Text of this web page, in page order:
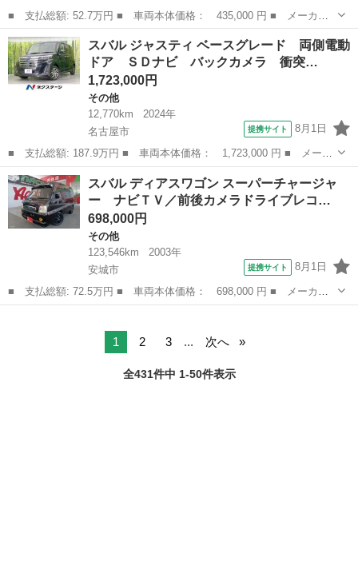
■ 支払総額: 52.7万円 ■ 車両本体価格： 435,000 円 ■ メーカー
名： スバル ■ 車種名： レヴォーグ ■ グレード名： １．６Ｇ
Ｔアイサイト プラウドエディション アドバンスドセイフテイＰＫ
Ｇ 禁煙車 ...
愛知 名古屋市
スバル ジャスティ ベースグレード 両側電動
ドア ＳＤナビ バックカメラ 衝突…
1,723,000円
その他
12,770km
2024年
名古屋市
提携サイト 8月1日
■ 支払総額: 187.9万円 ■ 車両本体価格： 1,723,000 円 ■ メーカ
ー名： スバル ■ 車種名： ジャスティ ■ グレード名： ベース
グレード 両側電動ドア ＳＤナビ バックカメラ 衝突被害軽減シ
ステム ...
愛知 名古屋市 その他
スバル ディアスワゴン スーパーチャージャ
ー ナビＴＶ／前後カメラドライブレコ…
698,000円
その他
123,546km
2003年
安城市
提携サイト 8月1日
■ 支払総額: 72.5万円 ■ 車両本体価格： 698,000 円 ■ メーカー
名： スバル ■ 車種名： ディアスワゴン ■ グレード名： スー
1 2 3 ... 次へ
全431件中 1-50件表示